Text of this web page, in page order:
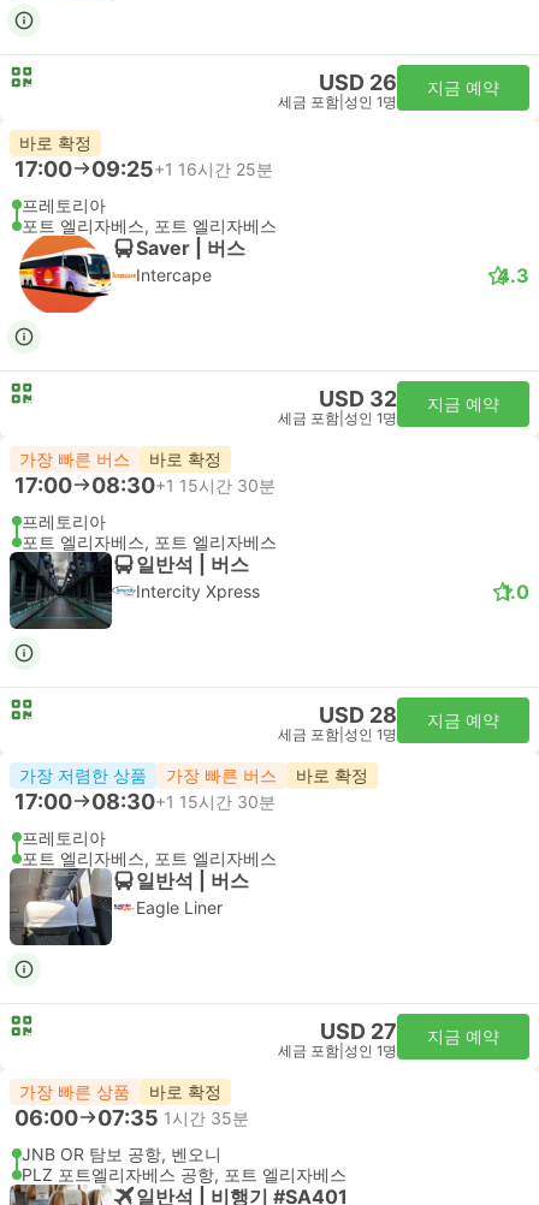
USD 26
세금 포함 성인 1명
지금 예약
바로 확정
17:00 09:25+1 16시간 25분
프레토리아
포트 엘리자베스, 포트 엘리자베스
Saver | 버스
Intercape 4.3
USD 32
세금 포함 성인 1명
지금 예약
가장 빠른 버스 바로 확정
17:00 08:30+1 15시간 30분
프레토리아
포트 엘리자베스, 포트 엘리자베스
일반석 | 버스
Intercity Xpress 1.0
USD 28
세금 포함 성인 1명
지금 예약
가장 저렴한 상품 가장 빠른 버스 바로 확정
17:00 08:30+1 15시간 30분
프레토리아
포트 엘리자베스, 포트 엘리자베스
일반석 | 버스
Eagle Liner
USD 27
세금 포함 성인 1명
지금 예약
가장 빠른 상품 바로 확정
06:00 07:35 1시간 35분
JNB OR 탐보 공항, 벤오니
PLZ 포트엘리자베스 공항, 포트 엘리자베스
일반석 | 비행기 #SA401